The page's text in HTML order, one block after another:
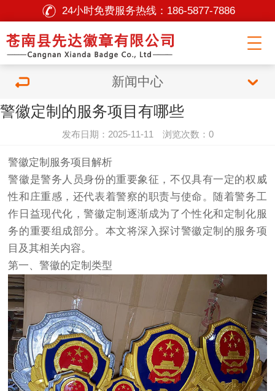
24小时免费服务热线： 186-5877-7886
新闻中心
警徽定制的服务项目有哪些
发布日期：2025-11-11 浏览次数：0
警徽定制服务项目解析
警徽是警务人员身份的重要象征，不仅具有一定的权威
性和庄重感，还代表着警察的职责与使命。随着警务工
作日益现代化，警徽定制逐渐成为了个性化和定制化服
务的重要组成部分。本文将深入探讨警徽定制的服务项
目及其相关内容。
第一、警徽的定制类型